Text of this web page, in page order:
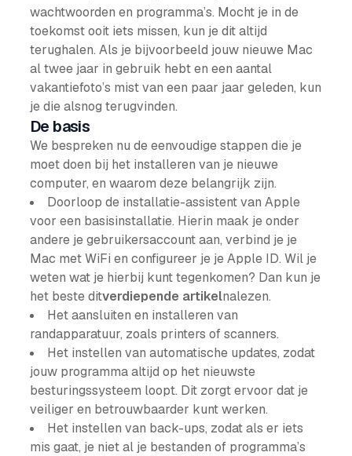
wachtwoorden en programma’s. Mocht je in de
toekomst ooit iets missen, kun je dit altijd
terughalen. Als je bijvoorbeeld jouw nieuwe Mac
al twee jaar in gebruik hebt en een aantal
vakantiefoto’s mist van een paar jaar geleden, kun
je die alsnog terugvinden.
De basis
We bespreken nu de eenvoudige stappen die je
moet doen bij het installeren van je nieuwe
computer, en waarom deze belangrijk zijn.
Doorloop de installatie-assistent van Apple
voor een basisinstallatie. Hierin maak je onder
andere je gebruikersaccount aan, verbind je je
Mac met WiFi en configureer je je Apple ID. Wil je
weten wat je hierbij kunt tegenkomen? Dan kun je
het beste ditverdiepende artikelnalezen.
Het aansluiten en installeren van
randapparatuur, zoals printers of scanners.
Het instellen van automatische updates, zodat
jouw programma altijd op het nieuwste
besturingssysteem loopt. Dit zorgt ervoor dat je
veiliger en betrouwbaarder kunt werken.
Het instellen van back-ups, zodat als er iets
mis gaat, je niet al je bestanden of programma’s